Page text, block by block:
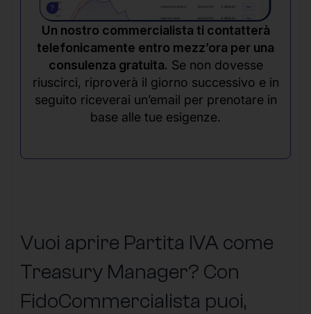
Un nostro commercialista ti contatterà
telefonicamente entro mezz’ora per una
consulenza gratuita. Se non dovesse
riuscirci, riproverà il giorno successivo e in
seguito riceverai un’email per prenotare in
base alle tue esigenze.
Vuoi aprire Partita IVA come
Treasury Manager? Con
FidoCommercialista puoi,